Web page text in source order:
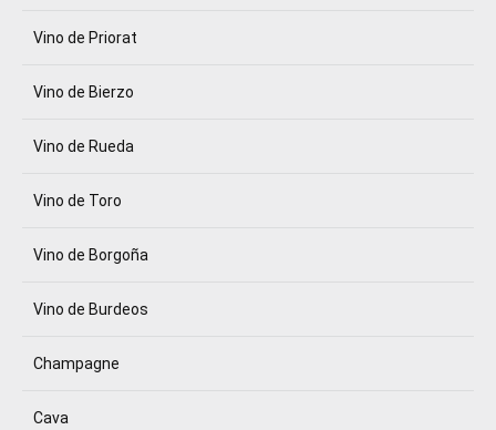
Vino de Priorat
Vino de Bierzo
Vino de Rueda
Vino de Toro
Vino de Borgoña
Vino de Burdeos
Champagne
Cava